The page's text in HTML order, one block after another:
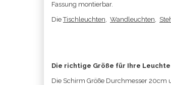
Fassung montierbar.
DieTischleuchten, Wandleuchten,
Die richtige Größe für Ihre
Die Schirm Größe Durchmesser 20cm